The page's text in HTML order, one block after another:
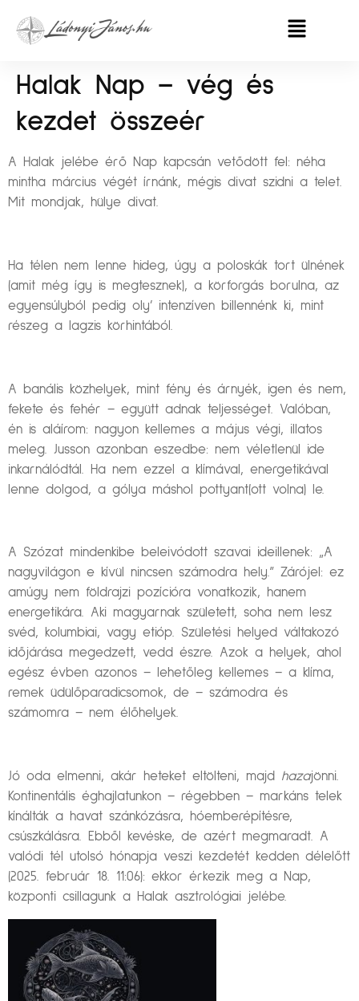
Halak Nap – vég és
kezdet összeér
A Halak jelébe érő Nap kapcsán vetődött fel: néha
mintha március végét írnánk, mégis divat szidni a telet.
Mit mondjak, hülye divat.
Ha télen nem lenne hideg, úgy a poloskák tort ülnének
(amit még így is megtesznek), a körforgás borulna, az
egyensúlyból pedig oly’ intenzíven billennénk ki, mint
részeg a lagzis körhintából.
A banális közhelyek, mint fény és árnyék, igen és nem,
fekete és fehér – együtt adnak teljességet. Valóban,
én is aláírom: nagyon kellemes a május végi, illatos
meleg. Jusson azonban eszedbe: nem véletlenül ide
inkarnálódtál. Ha nem ezzel a klímával, energetikával
lenne dolgod, a gólya máshol pottyant(ott volna) le.
A Szózat mindenkibe beleivódott szavai ideillenek: „A
nagyvilágon e kívül nincsen számodra hely.” Zárójel: ez
amúgy nem földrajzi pozícióra vonatkozik, hanem
energetikára. Aki magyarnak született, soha nem lesz
svéd, kolumbiai, vagy etióp. Születési helyed váltakozó
időjárása megedzett, vedd észre. Azok a helyek, ahol
egész évben azonos – lehetőleg kellemes – a klíma,
remek üdülőparadicsomok, de – számodra és
számomra – nem élőhelyek.
Jó oda elmenni, akár heteket eltölteni, majd hazajönni.
Kontinentális éghajlatunkon – régebben – markáns telek
kínálták a havat szánkózásra, hóemberépítésre,
csúszkálásra. Ebből kevéske, de azért megmaradt. A
valódi tél utolsó hónapja veszi kezdetét kedden délelőtt
(2025. február 18. 11:06): ekkor érkezik meg a Nap,
központi csillagunk a Halak asztrológiai jelébe.